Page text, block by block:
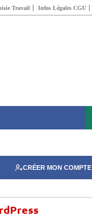
Travail Infos Légales CGU
CRÉER MON COMPTE